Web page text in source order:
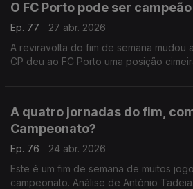
O FC Porto pode ser
Ep. 77
27 abr. 2026
A reviravolta do fim de semana mudou
CP deu ao FC Porto uma posição
A quatro jornadas do fim,
Campeonato?
Ep. 76
24 abr. 2026
Este é um fim de semana de muitos
campeonato. Análise de António Tadeia.